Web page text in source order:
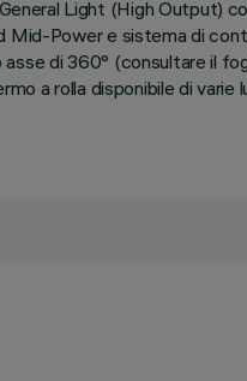
Light (High Output)
Power e sistema di
di 360° (consultare il
a rolla disponibile di varie